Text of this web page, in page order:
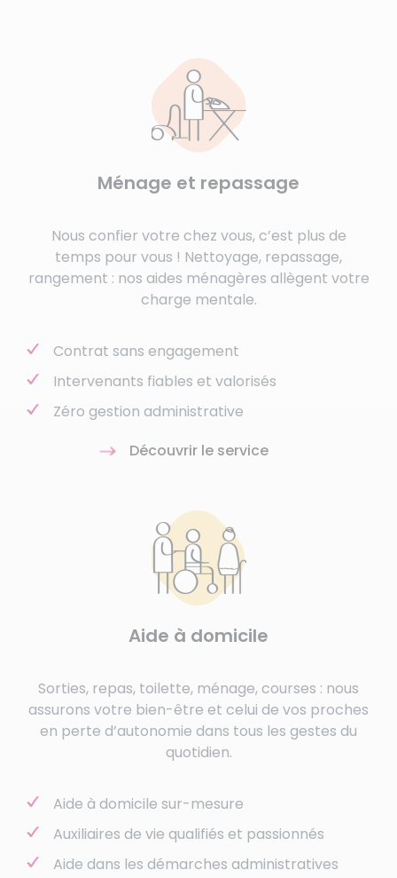
Ménage et repassage
Nous confier votre chez vous, c’est plus de
temps pour vous ! Nettoyage, repassage,
rangement : nos aides ménagères allègent votre
charge mentale.
Contrat sans engagement
Intervenants fiables et valorisés
Zéro gestion administrative
Découvrir le service
Aide à domicile
Sorties, repas, toilette, ménage, courses : nous
assurons votre bien-être et celui de vos proches
en perte d’autonomie dans tous les gestes du
quotidien.
Aide à domicile sur-mesure
Auxiliaires de vie qualifiés et passionnés
Aide dans les démarches administratives